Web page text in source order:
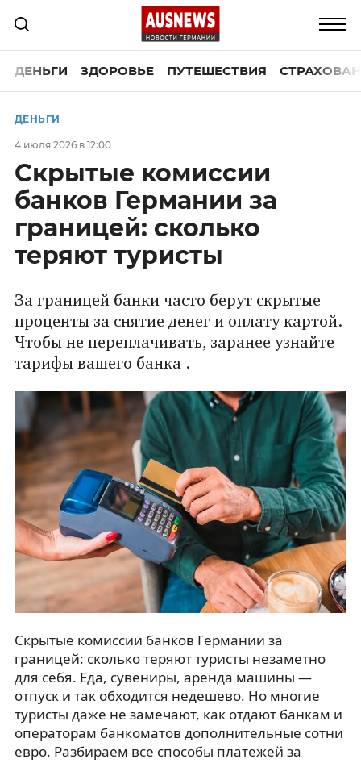
ДЕНЬГИ ЗДОРОВЬЕ ПУТЕШЕСТВИЯ
ДЕНЬГИ
4 июля 2026 в 12:00
Скрытые комиссии
банков Германии за
границей: сколько
теряют туристы
За границей банки часто берут скрытые
проценты за снятие денег и оплату картой.
Чтобы не переплачивать, заранее узнайте
тарифы вашего банка .
Скрытые комиссии банков Германии за
границей: сколько теряют туристы незаметно
для себя. Еда, сувениры, аренда машины —
отпуск и так обходится недешево. Но многие
туристы даже не замечают, как отдают банкам и
операторам банкоматов дополнительные сотни
евро. Разбираем все способы платежей за